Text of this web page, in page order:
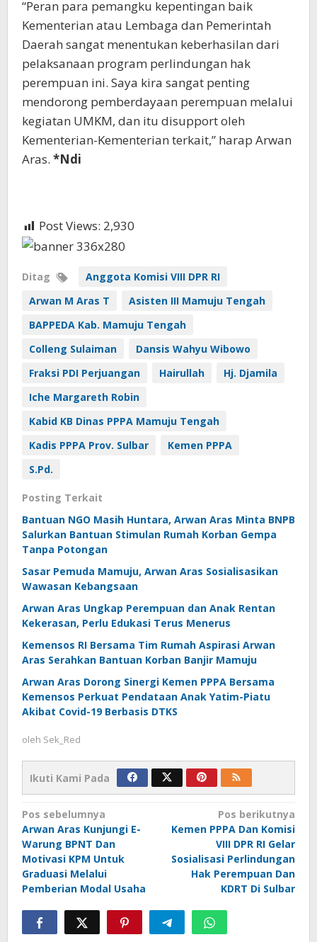
“Peran para pemangku kepentingan baik
Kementerian atau Lembaga dan Pemerintah
Daerah sangat menentukan keberhasilan dari
pelaksanaan program perlindungan hak
perempuan ini. Saya kira sangat penting
mendorong pemberdayaan perempuan melalui
kegiatan UMKM, dan itu disupport oleh
Kementerian-Kementerian terkait,” harap Arwan
Aras. *Ndi
Post Views: 2,930
Ditag
Anggota Komisi VIII DPR RI
Arwan M Aras T
Asisten III Mamuju Tengah
BAPPEDA Kab. Mamuju Tengah
Colleng Sulaiman
Dansis Wahyu Wibowo
Fraksi PDI Perjuangan
Hairullah
Hj. Djamila
Iche Margareth Robin
Kabid KB Dinas PPPA Mamuju Tengah
Kadis PPPA Prov. Sulbar
Kemen PPPA
S.Pd.
Posting Terkait
Bantuan NGO Masih Huntara, Arwan Aras Minta BNPB
Salurkan Bantuan Stimulan Rumah Korban Gempa
Tanpa Potongan
Sasar Pemuda Mamuju, Arwan Aras Sosialisasikan
Wawasan Kebangsaan
Arwan Aras Ungkap Perempuan dan Anak Rentan
Kekerasan, Perlu Edukasi Terus Menerus
Kemensos RI Bersama Tim Rumah Aspirasi Arwan
Aras Serahkan Bantuan Korban Banjir Mamuju
Arwan Aras Dorong Sinergi Kemen PPPA Bersama
Kemensos Perkuat Pendataan Anak Yatim-Piatu
Akibat Covid-19 Berbasis DTKS
oleh Sek_Red
Ikuti Kami Pada
Navigasi
pos
Pos sebelumnya
Arwan Aras Kunjungi E-
Warung BPNT Dan
Motivasi KPM Untuk
Graduasi Melalui
Pemberian Modal Usaha
Pos berikutnya
Kemen PPPA Dan Komisi
VIII DPR RI Gelar
Sosialisasi Perlindungan
Hak Perempuan Dan
KDRT Di Sulbar